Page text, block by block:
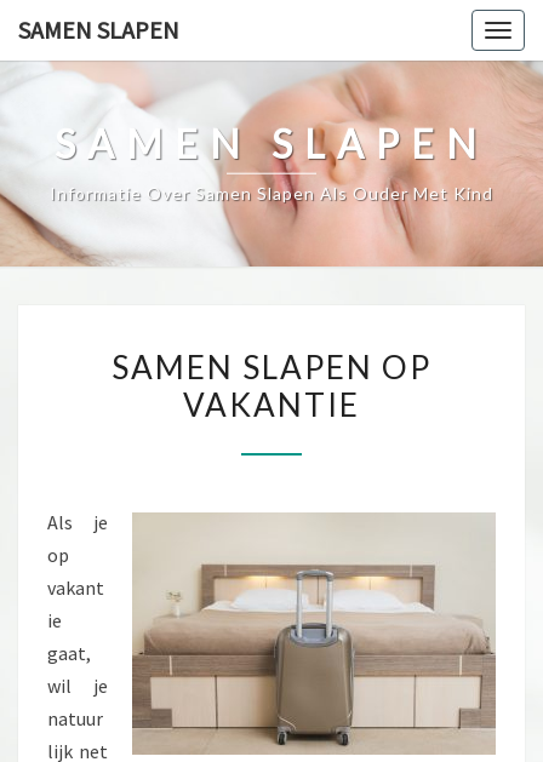
SAMEN SLAPEN
SAMEN SLAPEN
Informatie Over Samen Slapen Als Ouder Met Kind
SLAPEN
OP
SAMEN SLAPEN OP
VAKANTIE
Als je
op
vakant
ie
gaat,
wil je
natuur
lijk net